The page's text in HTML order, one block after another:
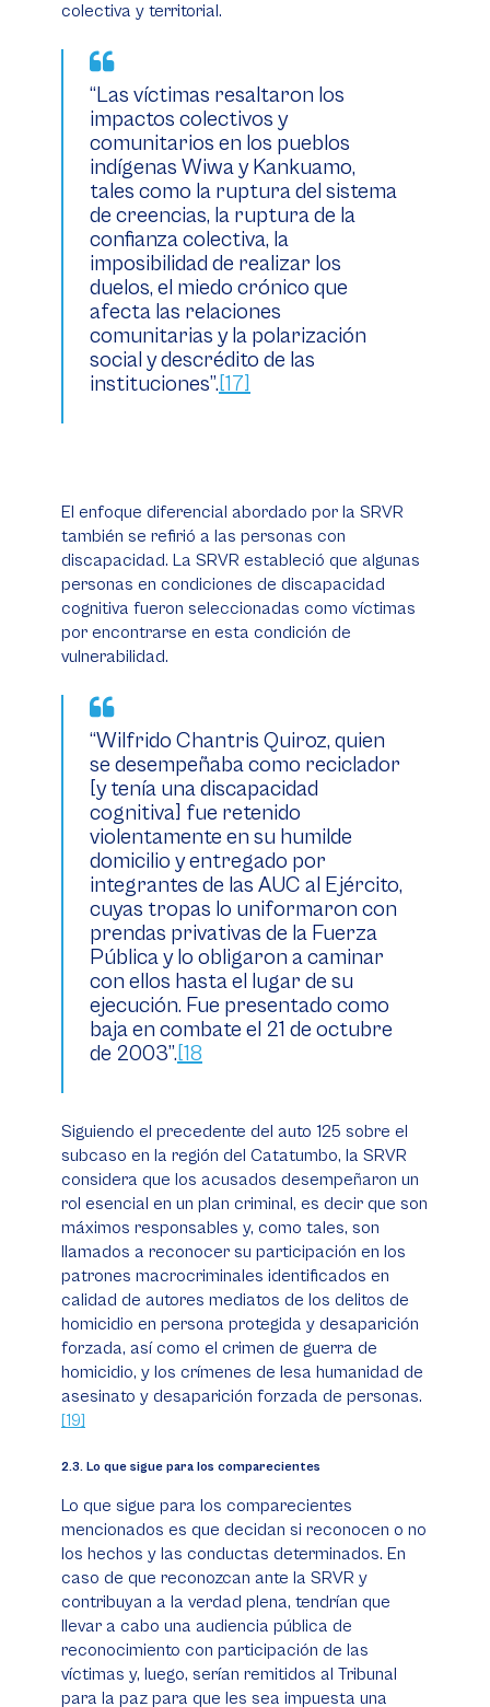
colectiva y territorial.
“Las víctimas resaltaron los
impactos colectivos y
comunitarios en los pueblos
indígenas Wiwa y Kankuamo,
tales como la ruptura del sistema
de creencias, la ruptura de la
confianza colectiva, la
imposibilidad de realizar los
duelos, el miedo crónico que
afecta las relaciones
comunitarias y la polarización
social y descrédito de las
instituciones”.[17]
El enfoque diferencial abordado por la SRVR
también se refirió a las personas con
discapacidad. La SRVR estableció que algunas
personas en condiciones de discapacidad
cognitiva fueron seleccionadas como víctimas
por encontrarse en esta condición de
vulnerabilidad.
“Wilfrido Chantris Quiroz, quien
se desempeñaba como reciclador
[y tenía una discapacidad
cognitiva] fue retenido
violentamente en su humilde
domicilio y entregado por
integrantes de las AUC al Ejército,
cuyas tropas lo uniformaron con
prendas privativas de la Fuerza
Pública y lo obligaron a caminar
con ellos hasta el lugar de su
ejecución. Fue presentado como
baja en combate el 21 de octubre
de 2003”.[18
Siguiendo el precedente del auto 125 sobre el
subcaso en la región del Catatumbo, la SRVR
considera que los acusados desempeñaron un
rol esencial en un plan criminal, es decir que son
máximos responsables y, como tales, son
llamados a reconocer su participación en los
patrones macrocriminales identificados en
calidad de autores mediatos de los delitos de
homicidio en persona protegida y desaparición
forzada, así como el crimen de guerra de
homicidio, y los crímenes de lesa humanidad de
asesinato y desaparición forzada de personas.
[19]
​​​​​​​2.3. Lo que sigue para los comparecientes
Lo que sigue para los comparecientes
mencionados es que decidan si reconocen o no
los hechos y las conductas determinados. En
caso de que reconozcan ante la SRVR y
contribuyan a la verdad plena, tendrían que
llevar a cabo una audiencia pública de
reconocimiento con participación de las
víctimas y, luego, serían remitidos al Tribunal
para la paz para que les sea impuesta una